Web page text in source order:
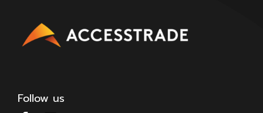
Follow us